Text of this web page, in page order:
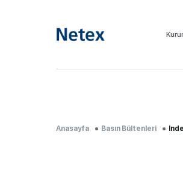
Anasayfa Basın Bültenleri